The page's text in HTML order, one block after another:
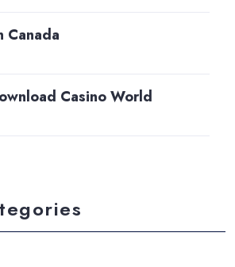
Canada
Casino World